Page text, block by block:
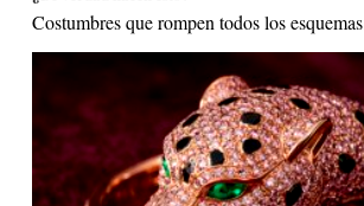
Costumbres que rompen todos los esquemas